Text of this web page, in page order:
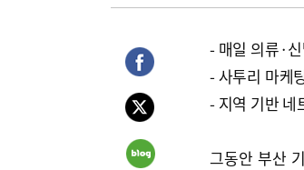
- 매일 의류·
- 사투리 마케
- 지역 기반 네
그동안 부산